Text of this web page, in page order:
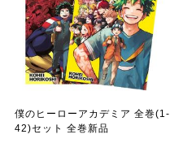
僕のヒーローアカデミア 全巻(1-
42)セット 全巻新品